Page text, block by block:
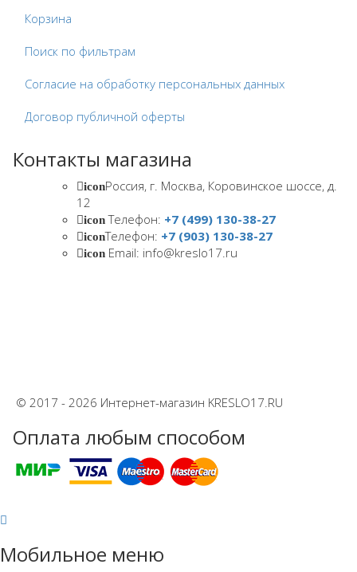
Корзина
Поиск по фильтрам
Согласие на обработку персональных данных
Договор публичной оферты
Контакты магазина
iconРоссия, г. Москва, Коровинское шоссе, д.
12
iconТелефон: +7 (499) 130-38-27
iconТелефон: +7 (903) 130-38-27
icon Email: info@kreslo17.ru
© 2017 - 2026 Интернет-магазин KRESLO17.RU
Оплата любым способом
Мобильное меню